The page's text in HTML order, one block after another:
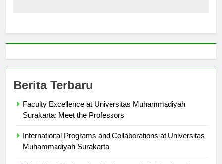
Faculty Excellence at Universitas Muhammadiyah
International Programs and Collaborations at Universitas